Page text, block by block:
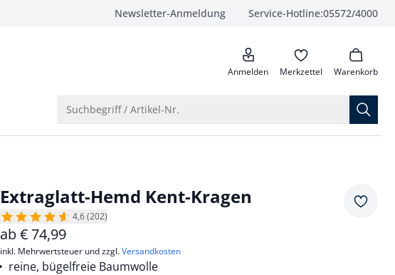
Newsletter-Anmeldung Service-Hotline:05572/4000
anrufen
Anmelden Merkzettel Warenkorb
Suchbegriff / Artikel-Nr.
Extraglatt-Hemd Kent-Kragen
4,6 (202)
ab€ 74,99
inkl. Mehrwertsteuer und zzgl.Versandkosten
reine, bügelfreie Baumwolle